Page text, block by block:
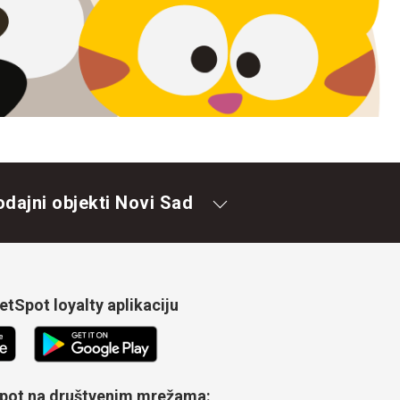
objekti Novi Sad
loyalty aplikaciju
na društvenim mrežama: